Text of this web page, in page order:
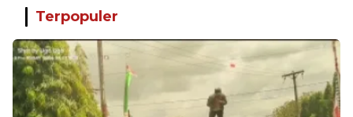
Terpopuler